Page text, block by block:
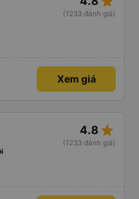
(1233 đánh giá)
Xem giá
4.8 star_rate
(1233 đánh giá)